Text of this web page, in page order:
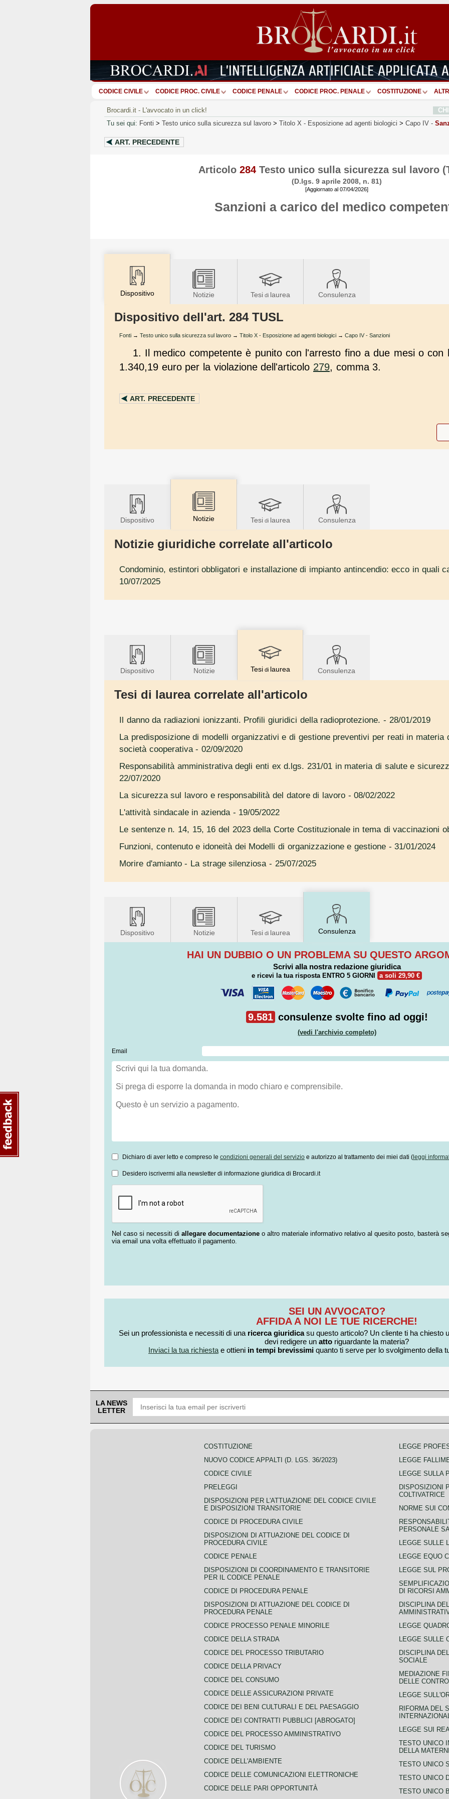
CODICE CIVILE CODICE PROC. CIVILE CODICE PENALE CODICE PROC. PENALE COSTITUZIONE ALTRI
Brocardi.it - L'avvocato in un click!
Tu sei qui: Fonti > Testo unico sulla sicurezza sul lavoro > Titolo X - Esposizione ad agenti biologici > Capo IV -
ART. PRECEDENTE
Articolo 284 Testo unico sulla sicurezza sul lavoro
(D.lgs. 9 aprile 2008, n. 81)
[Aggiornato al 07/04/2026]
Sanzioni a carico del medico
Dispositivo Notizie Tesi di laurea Consulenza
Dispositivo dell'art. 284 TUSL
Fonti → Testo unico sulla sicurezza sul lavoro → Titolo X - Esposizione ad agenti biologici → Capo IV - Sanzioni
1. Il medico competente è punito con l'arresto fino a due mesi o con
1.340,19 euro per la violazione dell'articolo 279, comma 3.
ART. PRECEDENTE
Dispositivo Notizie Tesidi laurea Consulenza
Notizie giuridiche correlate all'articolo
Condominio, estintori obbligatori e installazione di impianto antincendio: ecco in quali
10/07/2025
Dispositivo Notizie Tesidi laurea Consulenza
Tesi di laurea correlate all'articolo
Il danno da radiazioni ionizzanti. Profili giuridici della radioprotezione. - 28/01/2019
La predisposizione di modelli organizzativi e di gestione preventivi per reati in
società cooperativa- 02/09/2020
Responsabilità amministrativa degli enti ex d.lgs. 231/01 in materia di salute e
22/07/2020
La sicurezza sul lavoro e responsabilità del datore di lavoro - 08/02/2022
L'attività sindacale in azienda - 19/05/2022
Le sentenze n. 14, 15, 16 del 2023 della Corte Costituzionale in tema di vaccinazioni
Funzioni, contenuto e idoneità dei Modelli di organizzazione e gestione - 31/01/2024
Morire d'amianto - La strage silenziosa - 25/07/2025
Dispositivo Notizie Tesi di laurea Consulenza
HAI UN DUBBIO O UN PROBLEMA SU QUESTO
Scrivi alla nostra redazione giuridica
e ricevi la tua risposta ENTRO 5 GIORNI a soli 29,90 €
9.581 consulenze svolte fino ad oggi!
(vedi l'archivio completo)
Email
Dichiaro di aver letto e compreso le condizioni generali del servizio e autorizzo al trattamento dei miei dati (leggi
Desidero iscrivermi alla newsletter di informazione giuridica di Brocardi.it
Nel caso si necessiti di allegare documentazione o altro materiale informativo relativo al quesito posto, basterà
via email una volta effettuato il pagamento.
SEI UN AVVOCATO?
AFFIDA A NOI LE TUE RICERCHE!
Sei un professionista e necessiti di una ricerca giuridicasu questo articolo? Un cliente ti ha chiesto
devi redigere un atto riguardante la materia?
Inviaci la tua richiesta e ottieni in tempi brevissimi quanto ti serve per lo svolgimento della
LA NEWS
LETTER
COSTITUZIONE
NUOVO CODICE APPALTI (D. LGS. 36/2023)
CODICE CIVILE
PRELEGGI
DISPOSIZIONI PER L'ATTUAZIONE DEL CODICE CIVILE
E DISPOSIZIONI TRANSITORIE
CODICE DI PROCEDURA CIVILE
DISPOSIZIONI DI ATTUAZIONE DEL CODICE DI
PROCEDURA CIVILE
CODICE PENALE
DISPOSIZIONI DI COORDINAMENTO E TRANSITORIE
PER IL CODICE PENALE
CODICE DI PROCEDURA PENALE
DISPOSIZIONI DI ATTUAZIONE DEL CODICE DI
PROCEDURA PENALE
CODICE PROCESSO PENALE MINORILE
CODICE DELLA STRADA
CODICE DEL PROCESSO TRIBUTARIO
CODICE DELLA PRIVACY
CODICE DEL CONSUMO
CODICE DELLE ASSICURAZIONI PRIVATE
CODICE DEI BENI CULTURALI E DEL PAESAGGIO
CODICE DEI CONTRATTI PUBBLICI [ABROGATO]
CODICE DEL PROCESSO AMMINISTRATIVO
CODICE DEL TURISMO
CODICE DELL'AMBIENTE
CODICE DELLE COMUNICAZIONI ELETTRONICHE
CODICE DELLE PARI OPPORTUNITÀ
LEGGE
LEGGE
LEGGE SULLA
DISPOSIZIONI
COLTIVATRICE
NORME SUI
PERSONALE
LEGGE SULLE
LEGGE EQUO
LEGGE SUL
DI RICORSI
DISCIPLINA
LEGGE
LEGGE SULLE
DISCIPLINA
SOCIALE
MEDIAZIONE
DELLE
LEGGE
RIFORMA DEL
LEGGE SUI
TESTO UNICO
DELLA
TESTO UNICO
TESTO UNICO
TESTO UNICO